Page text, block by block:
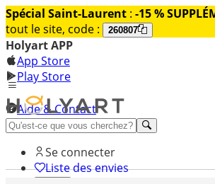
Spécial Saint-Laurent : -15 %
tout le site, code :
260807
Holyart APP
App Store
Play Store
Aide & Contact
Découvrez Premium
Se connecter
Liste des envies